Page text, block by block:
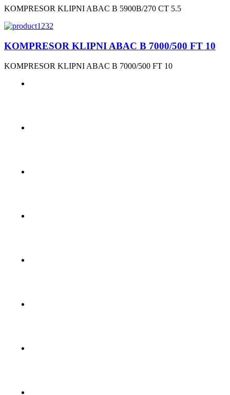
KOMPRESOR KLIPNI ABAC B 5900B/270 CT 5.5
KOMPRESOR KLIPNI ABAC B 7000/500 FT 10
KOMPRESOR KLIPNI ABAC B 7000/500 FT 10